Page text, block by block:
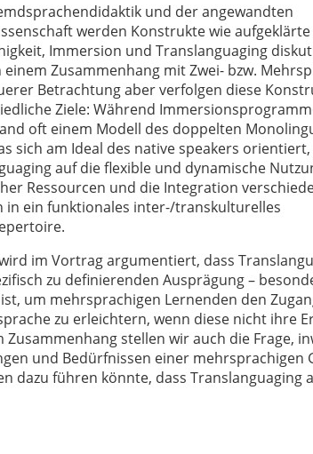
und der angewandten
werden Konstrukte wie aufgeklärte
Immersion und Translanguaging
Zusammenhang mit Zwei- bzw.
Betrachtung aber verfolgen diese
Ziele: Während
oft einem Modell des doppelten
sich am Ideal des native speakers
auf die flexible und dynamische
Ressourcen und die Integration
in ein funktionales inter-/transkulturelles
im Vortrag argumentiert, dass
zu definierenden Ausprägung –
um mehrsprachigen Lernenden den
zu erleichtern, wenn diese nicht ihre
Zusammenhang stellen wir auch die Frage,
und Bedürfnissen einer
dazu führen könnte, dass Translanguaging